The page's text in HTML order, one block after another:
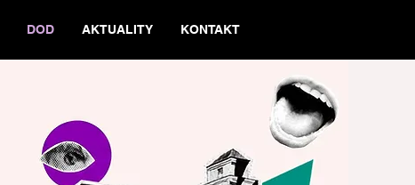
DOD AKTUALITY KONTAKT